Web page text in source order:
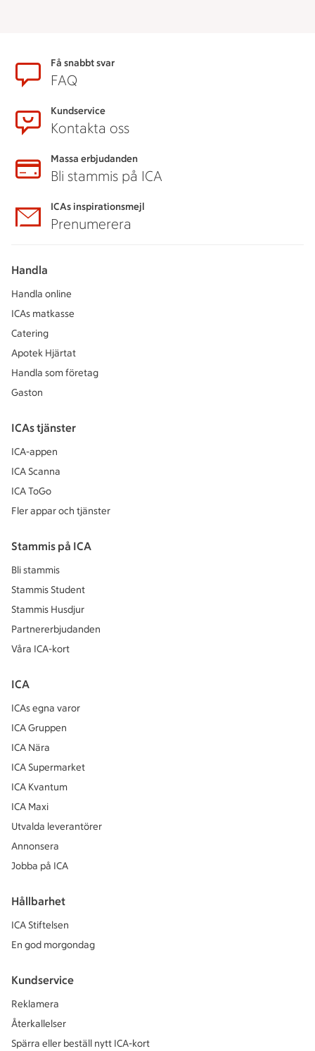
SidfotFå snabbt svar
FAQ
Kundservice
Kontakta oss
Massa erbjudanden
Bli stammis på ICA
ICAs inspirationsmejl
Prenumerera
Handla
Handla online
ICAs matkasse
Catering
Apotek Hjärtat
Handla som företag
Gaston
ICAs tjänster
ICA-appen
ICA Scanna
ICA ToGo
Fler appar och tjänster
Stammis på ICA
Bli stammis
Stammis Student
Stammis Husdjur
Partnererbjudanden
Våra ICA-kort
ICA
ICAs egna varor
ICA Gruppen
ICA Nära
ICA Supermarket
ICA Kvantum
ICA Maxi
Utvalda leverantörer
Annonsera
Jobba på ICA
Hållbarhet
ICA Stiftelsen
En god morgondag
Kundservice
Reklamera
Återkallelser
Spärra eller beställ nytt ICA-kort